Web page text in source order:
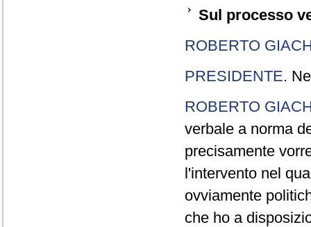
Sul processo
ROBERTO
PRESIDENTE.
ROBERTO
verbale a norma
precisamente
l'intervento nel
ovviamente
che ho a